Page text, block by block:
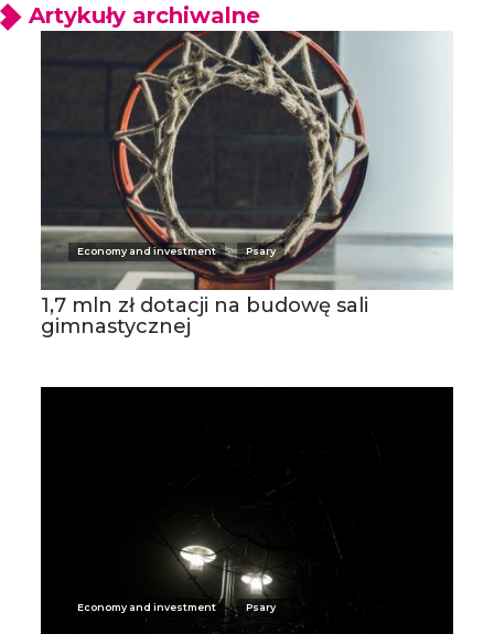
Artykuły archiwalne
Economy and investment Psary
1,7 mln zł dotacji na budowę sali
gimnastycznej
Economy and investment Psary